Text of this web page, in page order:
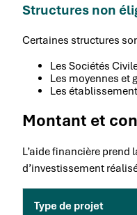
Structures non
Certaines structures
Les Sociétés
Les moyennes et
Les
Montant et
L’aide financière
d’investissement
Type de projet